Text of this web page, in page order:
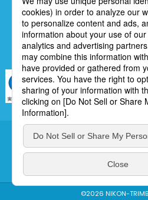
LINE公式アカウント
個人情報保護について 利用規定
ENGLISH
©2026 NIKON-